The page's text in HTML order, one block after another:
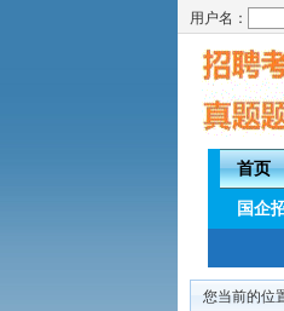
用户名：
首页
国企
您当前的位